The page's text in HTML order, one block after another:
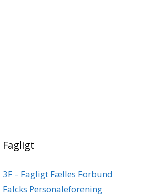
Fagligt
3F – Fagligt Fælles Forbund
Falcks Personaleforening